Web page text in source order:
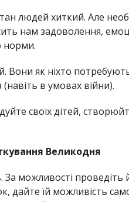
людей хиткий. Але
нам задоволення,
норми.
Вони як ніхто
в умовах війни).
своїх дітей,
Великодня
можливості проведіть
дайте їй можливість